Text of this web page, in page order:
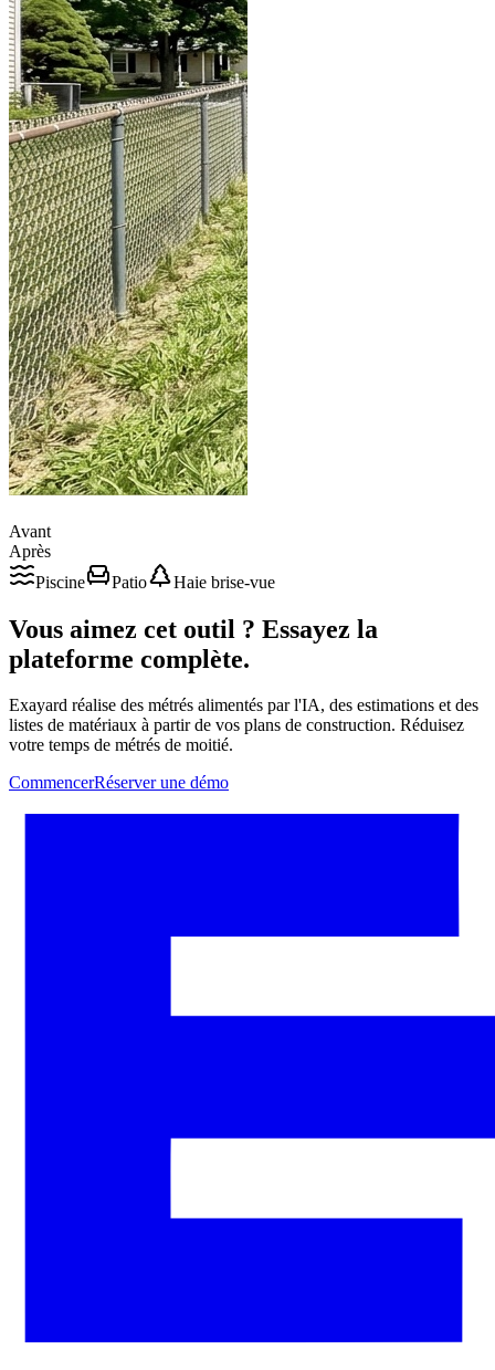
Avant
Après
Piscine
Patio Haie brise-vue
Vous aimez cet outil ? Essayez la
plateforme complète.
Exayard réalise des métrés alimentés par l'IA, des estimations et des
listes de matériaux à partir de vos plans de construction. Réduisez
votre temps de métrés de moitié.
CommencerRéserver une démo